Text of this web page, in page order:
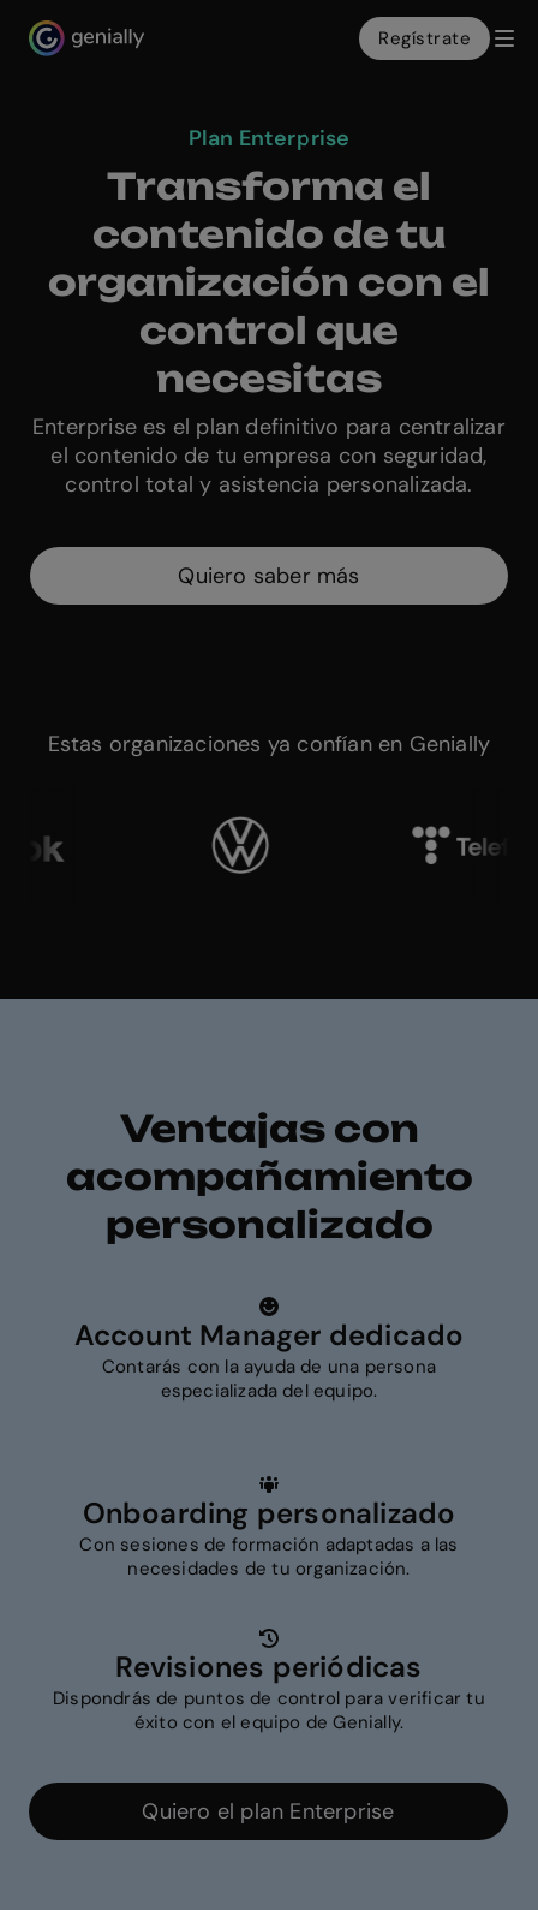
Genialy home page
Regístrate
Plan Enterprise
Transforma el
contenido de tu
organización con el
control que
necesitas
Enterprise es el plan definitivo para centralizar
el contenido de tu empresa con seguridad,
control total y asistencia personalizada.
Quiero saber más
Estas organizaciones ya confían en Genially
Ventajas con
acompañamiento
personalizado
Account Manager dedicado
Contarás con la ayuda de una persona
especializada del equipo.
Onboarding personalizado
Con sesiones de formación adaptadas a las
necesidades de tu organización.
Revisiones periódicas
Dispondrás de puntos de control para verificar tu
éxito con el equipo de Genially.
Quiero el plan Enterprise